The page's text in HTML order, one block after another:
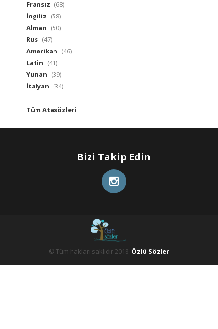
Fransız (68)
İngiliz (58)
Alman (50)
Rus (47)
Amerikan (46)
Latin (41)
Yunan (39)
İtalyan (34)
Tüm Atasözleri
Bizi Takip Edin
© Tüm hakları saklıdır 2018 Özlü Sözler